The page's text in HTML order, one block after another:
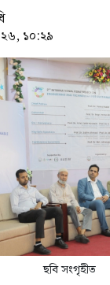
প্রকাশ
বাসায়
পাকিস্তান
‘বাসা থেকে
জুলাইয়ে শহীদ
১০:২৯
ছবি সংগৃহীত